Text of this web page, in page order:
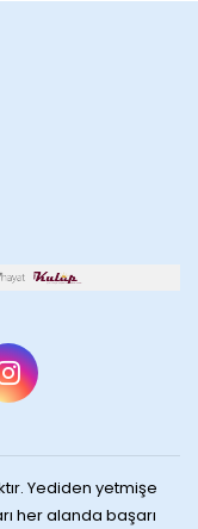
Yediden yetmişe
her alanda başarı